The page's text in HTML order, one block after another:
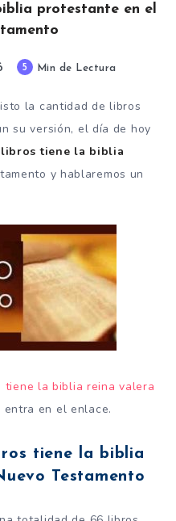
protestante en el
5 Min de Lectura
la cantidad de libros
su versión, el día de hoy
libros tiene la biblia
y hablaremos un
tiene la biblia reina valera
entra en el enlace.
tiene la biblia
Testamento